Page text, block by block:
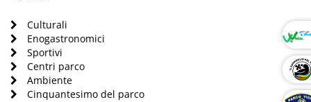
Culturali
Enogastronomici
Sportivi
Centri parco
Ambiente
Cinquantesimo del parco